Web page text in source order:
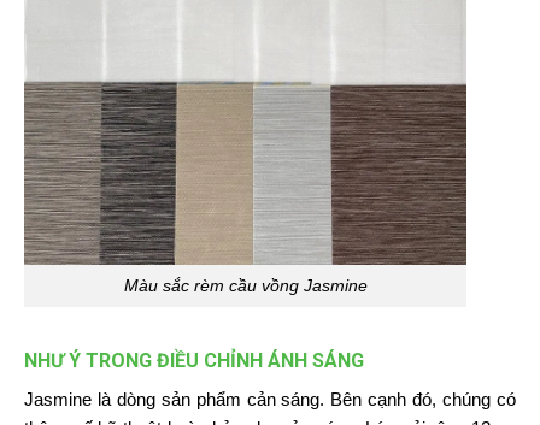
Màu sắc rèm cầu vồng Jasmine
NHƯ Ý TRONG ĐIỀU CHỈNH ÁNH SÁNG
Jasmine là dòng sản phẩm cản sáng. Bên cạnh đó, chúng có